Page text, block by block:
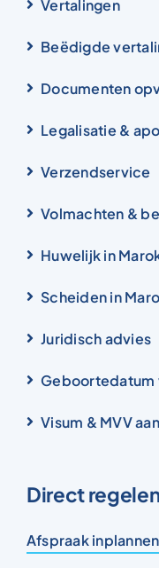
Vertalingen
Beëdigde
Documenten
Legalisatie &
Verzendservice
Volmachten &
Huwelijk in
Scheiden in
Juridisch advies
Geboortedatum
Visum & MVV
Direct
Afspraak inplannen